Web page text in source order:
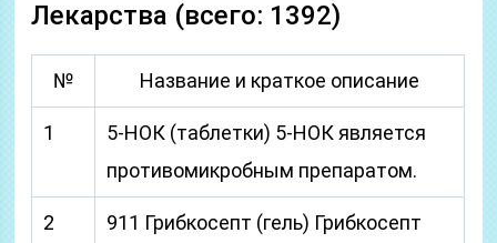
Лекарства (всего: 1392)
№ Название и краткое описание
1
5-НОК (таблетки) 5-НОК является
противомикробным препаратом.
2
911 Грибкосепт (гель) Грибкосепт